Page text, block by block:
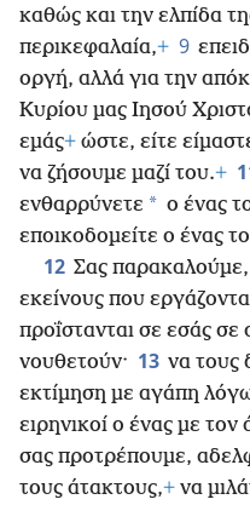
καθώς και την ελπίδα
περικεφαλαία,+ 9
οργή, αλλά για την
Κυρίου μας Ιησού
εμάς+ ώστε, είτε
να ζήσουμε μαζί του.+
ενθαρρύνετε * ο ένας
εποικοδομείτε ο ένας
12 Σας
εκείνους που
προΐστανται σε εσάς
νουθετούν· 13 να τους
εκτίμηση με αγάπη
ειρηνικοί ο ένας με τον
σας προτρέπουμε,
τους άτακτους,+ να